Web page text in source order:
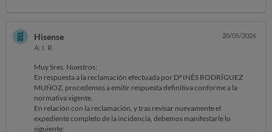
TRAS REVISAR MEDIDAS, FOTOGRAFÍAS Y CARACTERÍSTICAS
TÉCNICAS, ACEPTÉ LA SUSTITUCIÓN CONFIANDO EN QUE EL
SIMILAR Y COMPATIBLE CON EL CONGELADOR EXISTENTE.
SIN EMBARGO, UNA VEZ INSTALADO EL NUEVO FRIGORÍFICO
JUNTO AL CONGELADOR, EL RESULTADO ES COMPLETAMENTE
DISTINTO AL CONJUNTO ORIGINAL ADQUIRIDO: EL
CONGELADOR PRESENTA LÍNEAS CURVAS MIENTRAS QUE EL
Hisense
A: I. R.
20/05/2026
Muy Sres. Nuestros:
En respuesta a la reclamación efectuada por Dª INÉS RODRÍGUEZ
MUÑOZ, procedemos a emitir respuesta definitiva conforme a la
normativa vigente.
En relación con la reclamación, y tras revisar nuevamente el
expediente completo de la incidencia, debemos manifestarle lo
siguiente: